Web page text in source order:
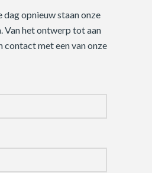
opnieuw staan onze
Van het ontwerp tot aan
contact met een van onze